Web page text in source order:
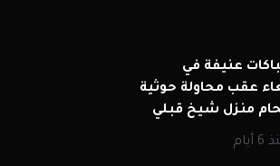
عنيفة في
عقب محاولة حوثية
منزل شيخ قبلي
أيام